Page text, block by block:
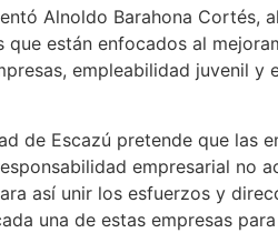
Alnoldo Barahona Cortés,
que están enfocados al
empleabilidad juvenil
de Escazú pretende que las
empresarial no
así unir los esfuerzos y
una de estas empresas